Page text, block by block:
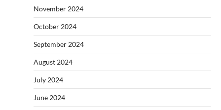
November 2024
October 2024
September 2024
August 2024
July 2024
June 2024